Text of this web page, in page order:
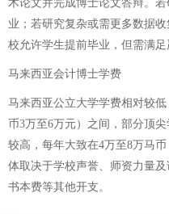
术论文并完成博士论文答辩。
业；若研究复杂或需更多数据
校允许学生提前毕业，但需满足
马来西亚会计博士学费
马来西亚公立大学学费相对较
币3万至6万元）之间，部分顶
较高，每年大致在4万至8万马
体取决于学校声誉、师资力量
书本费等其他开支。